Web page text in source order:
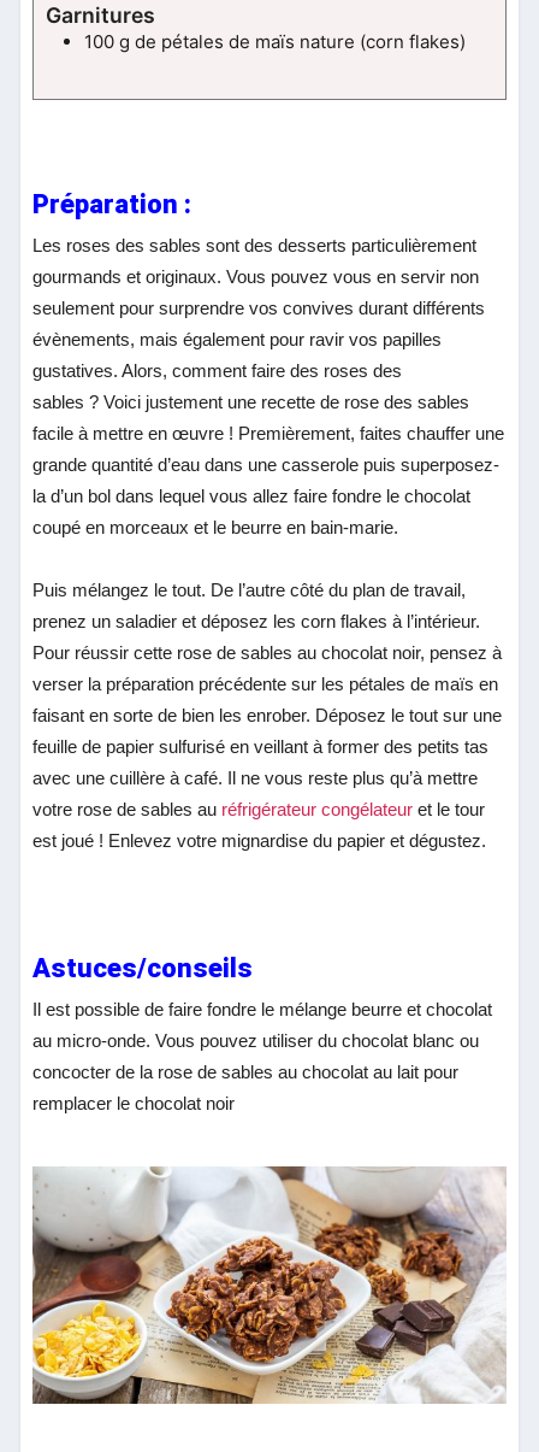
Garnitures
100 g de pétales de maïs nature (corn flakes)
Préparation :
Les roses des sables sont des desserts particulièrement
gourmands et originaux. Vous pouvez vous en servir non
seulement pour surprendre vos convives durant différents
évènements, mais également pour ravir vos papilles
gustatives. Alors, comment faire des roses des
sables ? Voici justement une recette de rose des sables
facile à mettre en œuvre ! Premièrement, faites chauffer une
grande quantité d’eau dans une casserole puis superposez-
la d’un bol dans lequel vous allez faire fondre le chocolat
coupé en morceaux et le beurre en bain-marie.
Puis mélangez le tout. De l’autre côté du plan de travail,
prenez un saladier et déposez les corn flakes à l’intérieur.
Pour réussir cette rose de sables au chocolat noir, pensez à
verser la préparation précédente sur les pétales de maïs en
faisant en sorte de bien les enrober. Déposez le tout sur une
feuille de papier sulfurisé en veillant à former des petits tas
avec une cuillère à café. Il ne vous reste plus qu’à mettre
votre rose de sables au réfrigérateur congélateur et le tour
est joué ! Enlevez votre mignardise du papier et dégustez.
Astuces/conseils
Il est possible de faire fondre le mélange beurre et chocolat
au micro-onde.Vous pouvez utiliser du chocolat blanc ou
concocter de la rose de sables au chocolat au lait pour
remplacer le chocolat noir